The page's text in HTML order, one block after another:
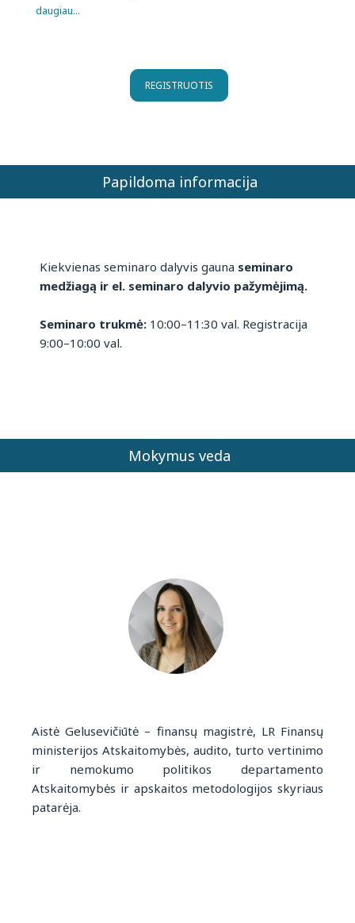
daugiau...
REGISTRUOTIS
Papildoma informacija
Kiekvienas seminaro dalyvis gauna seminaro
medžiagą ir el. seminaro dalyvio pažymėjimą.
Seminaro trukmė: 10:00–11:30 val. Registracija
9:00–10:00 val.
Mokymus veda
Aistė Gelusevičiūtė – finansų magistrė, LR Finansų
ministerijos Atskaitomybės, audito, turto vertinimo
ir nemokumo politikos departamento
Atskaitomybės ir apskaitos metodologijos skyriaus
patarėja.